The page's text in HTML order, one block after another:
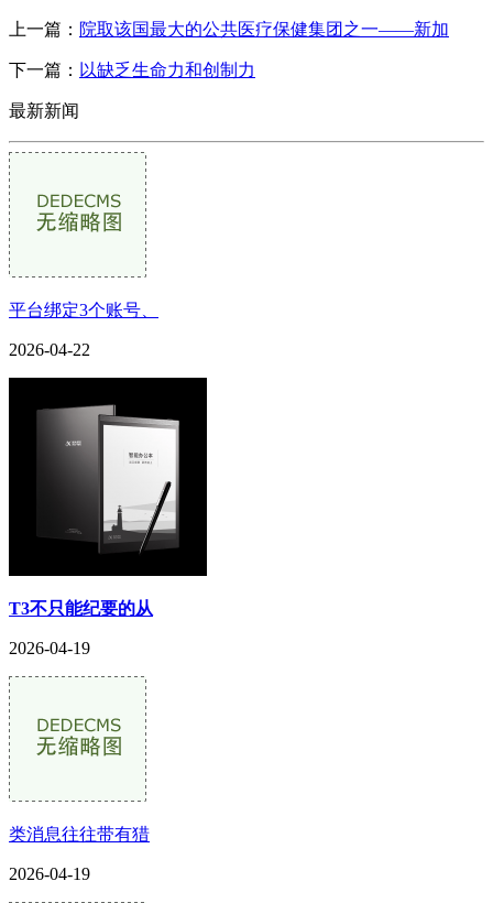
上一篇： 院取该国最大的公共医疗保健集团之一——新加
下一篇： 以缺乏生命力和创制力
最新新闻
平台绑定3个账号、
2026-04-22
T3不只能纪要的从
2026-04-19
类消息往往带有猎
2026-04-19